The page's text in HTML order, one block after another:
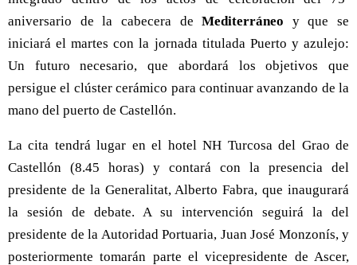
aniversario de la cabecera deMediterráneo y que se
iniciará el martes con la jornada titulada Puerto y azulejo:
Un futuro necesario, que abordará los objetivos que
persigue el clúster cerámico para continuar avanzando de la
mano del puerto de Castellón.
La cita tendrá lugar en el hotel NH Turcosa del Grao de
Castellón (8.45 horas) y contará con la presencia del
presidente de la Generalitat, Alberto Fabra, que inaugurará
la sesión de debate. A su intervención seguirá la del
presidente de la Autoridad Portuaria, Juan José Monzonís, y
posteriormente tomarán parte el vicepresidente de Ascer,